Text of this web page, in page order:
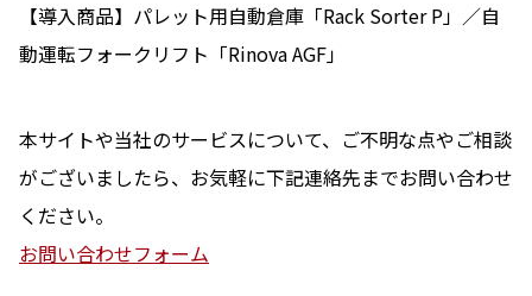
【導入商品】パレット用自動倉庫「Rack Sorter P」／自
動運転フォークリフト「Rinova AGF」
本サイトや当社のサービスについて、ご不明な点やご相談
がございましたら、お気軽に下記連絡先までお問い合わせ
ください。
お問い合わせフォーム